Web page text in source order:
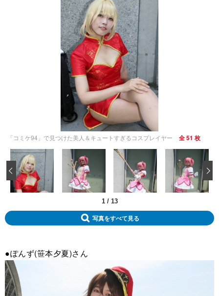
「コミケ94」で見つけた美人＆キュートすぎるコスプレイヤー 全 51 枚
1/ 13
‹
写真をすべて見る
●ぽんず(笹本夕夏)さん